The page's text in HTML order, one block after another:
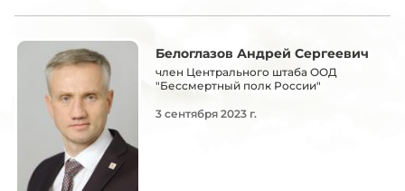
Белоглазов Андрей Сергеевич
член Центрального штаба ООД
"Бессмертный полк России"
3 сентября 2023 г.